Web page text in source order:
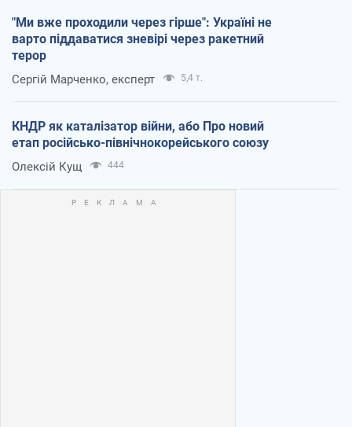
"Ми вже проходили через гірше": Україні не
варто піддаватися зневірі через ракетний
терор
Сергій Марченко, експерт 5,4 т.
КНДР як каталізатор війни, або Про новий
етап російсько-північнокорейського союзу
Олексій Кущ 444